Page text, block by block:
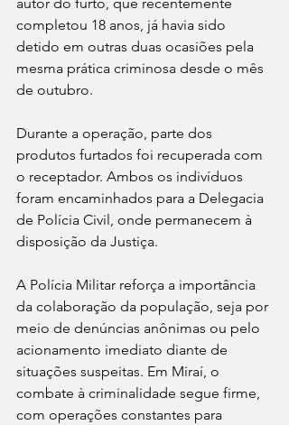
completou 18 anos, já havia sido
detido em outras duas ocasiões pela
mesma prática criminosa desde o mês
de outubro.
Durante a operação, parte dos
produtos furtados foi recuperada com
o receptador. Ambos os indivíduos
foram encaminhados para a Delegacia
de Polícia Civil, onde permanecem à
disposição da Justiça.
A Polícia Militar reforça a importância
da colaboração da população, seja por
meio de denúncias anônimas ou pelo
acionamento imediato diante de
situações suspeitas. Em Miraí, o
combate à criminalidade segue firme,
com operações constantes para